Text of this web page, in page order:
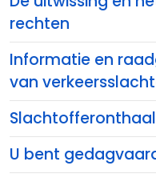
rechten
Informatie en
van
Slachtofferonthaal
U bent